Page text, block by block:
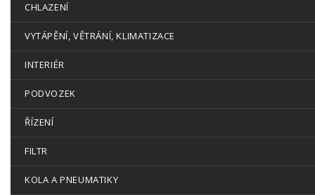
CHLAZENÍ
VYTÁPĚNÍ, VĚTRÁNÍ, KLIMATIZACE
INTERIÉR
PODVOZEK
ŘÍZENÍ
FILTR
KOLA A PNEUMATIKY